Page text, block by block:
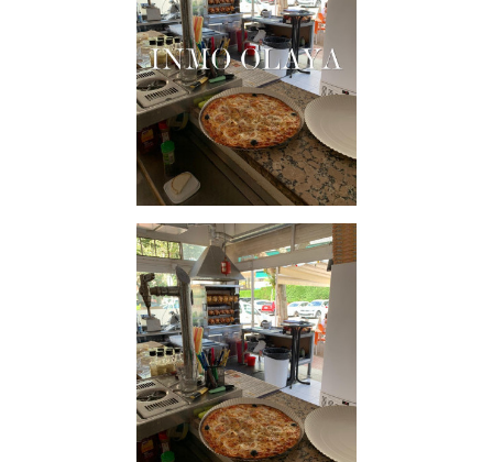
Ventajas del Negocio
Reconocimiento local: Operativo durante 24 años,
siendo un negocio conocido y valorado por su
clientela fija y de temporada.
Altos ingresos demostrables: Una oportunidad
sólida para quienes buscan un negocio rentable y
con trayectoria comprobada.
Condiciones del Traspaso
Precio del traspaso: 65.000 €
Alquiler mensual: 1000 €
Contrato de larga duración: Ideal para asegurar la
estabilidad del negocio.
Este es el momento perfecto para adquirir un negocio
exitoso y bien posicionado en una de las zonas más
deseadas de la Costa Brava.